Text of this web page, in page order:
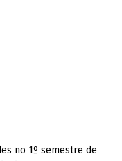
no 1º semestre de